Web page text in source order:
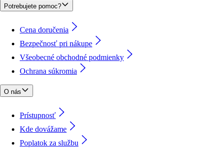
Potrebujete pomoc?
Cena doručenia
Bezpečnosť pri nákupe
Všeobecné obchodné podmienky
Ochrana súkromia
O nás
Prístupnosť
Kde dovážame
Poplatok za službu